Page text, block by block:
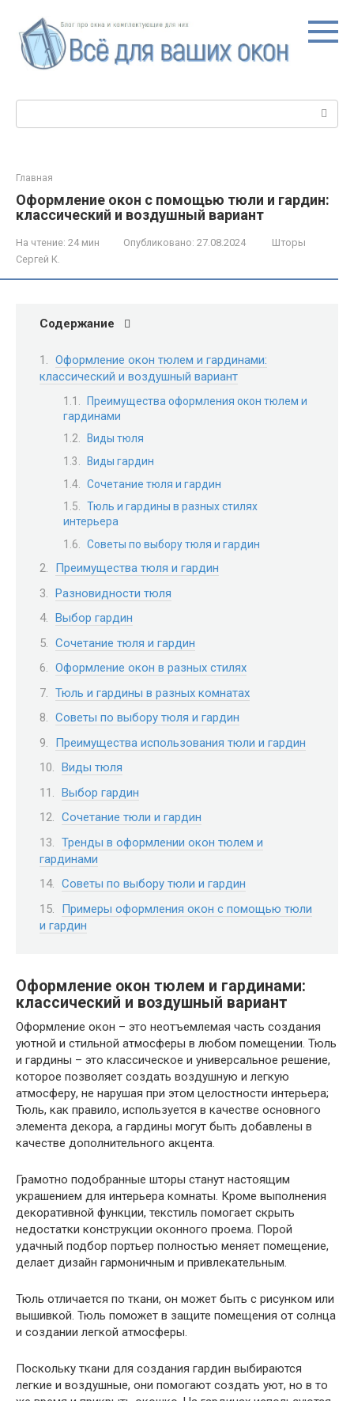
контенту
Главная
Оформление окон с помощью тюли и гардин:
классический и воздушный вариант
На чтение: 24 мин Опубликовано: 27.08.2024
Шторы
Сергей К.
Содержание
Оформление окон тюлем и гардинами:
классический и воздушный вариант
Преимущества оформления окон тюлем и
гардинами
Виды тюля
Виды гардин
Сочетание тюля и гардин
Тюль и гардины в разных стилях
интерьера
Советы по выбору тюля и гардин
Преимущества тюля и гардин
Разновидности тюля
Выбор гардин
Сочетание тюля и гардин
Оформление окон в разных стилях
Тюль и гардины в разных комнатах
Советы по выбору тюля и гардин
Преимущества использования тюли и гардин
Виды тюля
Выбор гардин
Сочетание тюли и гардин
Тренды в оформлении окон тюлем и
гардинами
Советы по выбору тюли и гардин
Примеры оформления окон с помощью тюли
и гардин
Оформление окон тюлем и гардинами:
классический и воздушный вариант
Оформление окон – это неотъемлемая часть создания
уютной и стильной атмосферы в любом помещении. Тюль
и гардины – это классическое и универсальное решение,
которое позволяет создать воздушную и легкую
атмосферу, не нарушая при этом целостности интерьера;
Тюль, как правило, используется в качестве основного
элемента декора, а гардины могут быть добавлены в
качестве дополнительного акцента.
Грамотно подобранные шторы станут настоящим
украшением для интерьера комнаты. Кроме выполнения
декоративной функции, текстиль помогает скрыть
недостатки конструкции оконного проема. Порой
удачный подбор портьер полностью меняет помещение,
делает дизайн гармоничным и привлекательным.
Тюль отличается по ткани, он может быть с рисунком или
вышивкой. Тюль поможет в защите помещения от солнца
и создании легкой атмосферы.
Поскольку ткани для создания гардин выбираются
легкие и воздушные, они помогают создать уют, но в то